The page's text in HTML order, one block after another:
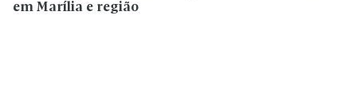
em Marília e região